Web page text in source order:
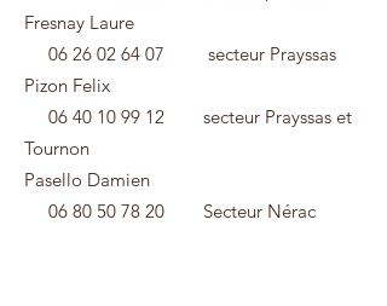
Fresnay Laure
06 26 02 64 07 secteur Prayssas
Pizon Felix
06 40 10 99 12 secteur Prayssas et
Tournon
Pasello Damien
06 80 50 78 20 Secteur Nérac​